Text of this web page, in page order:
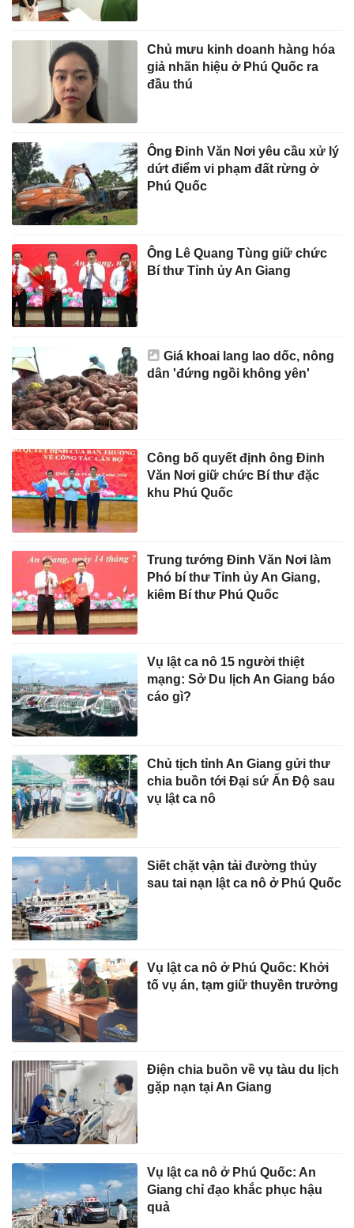
Chủ mưu kinh doanh hàng hóa
giả nhãn hiệu ở Phú Quốc ra
đầu thú
Ông Đinh Văn Nơi yêu cầu xử lý
dứt điểm vi phạm đất rừng ở
Phú Quốc
Ông Lê Quang Tùng giữ chức
Bí thư Tỉnh ủy An Giang
Giá khoai lang lao dốc, nông
dân 'đứng ngồi không yên'
Công bố quyết định ông Đinh
Văn Nơi giữ chức Bí thư đặc
khu Phú Quốc
Trung tướng Đinh Văn Nơi làm
Phó bí thư Tỉnh ủy An Giang,
kiêm Bí thư Phú Quốc
Vụ lật ca nô 15 người thiệt
mạng: Sở Du lịch An Giang báo
cáo gì?
Chủ tịch tỉnh An Giang gửi thư
chia buồn tới Đại sứ Ấn Độ sau
vụ lật ca nô
Siết chặt vận tải đường thủy
sau tai nạn lật ca nô ở Phú Quốc
Vụ lật ca nô ở Phú Quốc: Khởi
tố vụ án, tạm giữ thuyền trưởng
Điện chia buồn về vụ tàu du lịch
gặp nạn tại An Giang
Vụ lật ca nô ở Phú Quốc: An
Giang chỉ đạo khắc phục hậu
quả